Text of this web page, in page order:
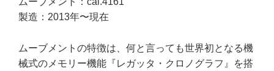
製造：2013年〜現在
ムーブメントの特徴は、何と言っても世界初となる機
械式のメモリー機能『レガッタ・クロノグラフ』を搭